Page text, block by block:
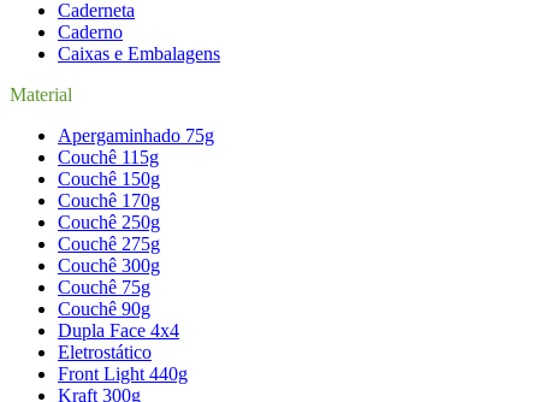
Caderneta
Caderno
Caixas e Embalagens
Material
Apergaminhado 75g
Couchê 115g
Couchê 150g
Couchê 170g
Couchê 250g
Couchê 275g
Couchê 300g
Couchê 75g
Couchê 90g
Dupla Face 4x4
Eletrostático
Front Light 440g
Kraft 300g